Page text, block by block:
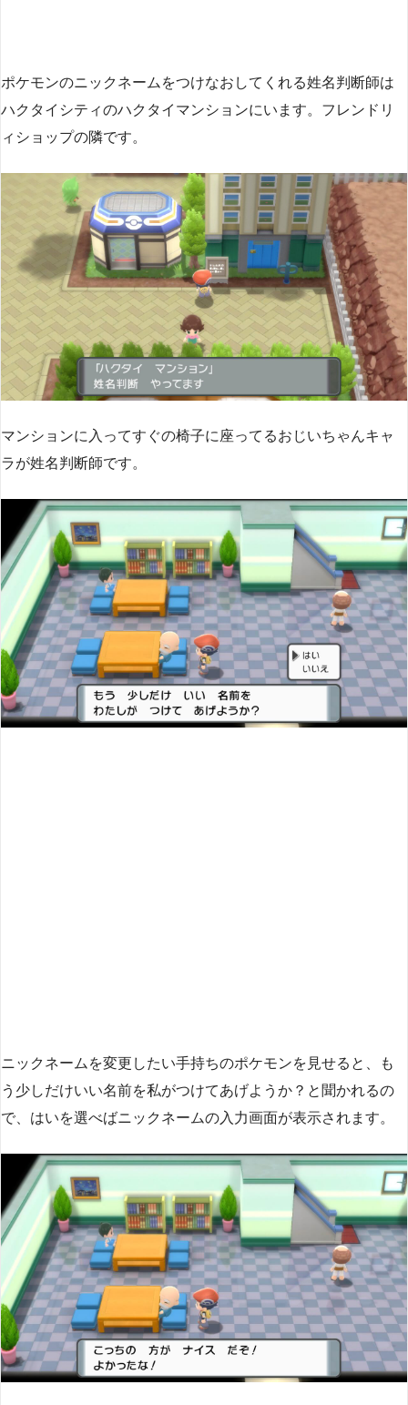
ポケモンのニックネームをつけなおしてくれる姓名判断師は
ハクタイシティのハクタイマンションにいます。フレンドリ
ィショップの隣です。
マンションに入ってすぐの椅子に座ってるおじいちゃんキャ
ラが姓名判断師です。
ニックネームを変更したい手持ちのポケモンを見せると、も
う少しだけいい名前を私がつけてあげようか？と聞かれるの
で、はいを選べばニックネームの入力画面が表示されます。